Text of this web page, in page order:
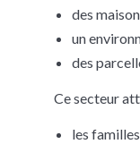
des
un
des
Ce secteur
les